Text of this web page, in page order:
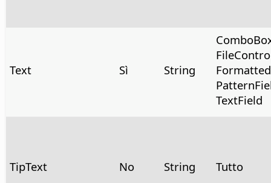
Text Sì String
TextField
TipText No String Tutto